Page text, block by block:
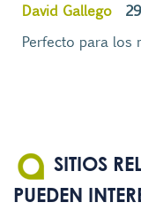
David Gallego
Perfecto para los
SITIOS
PUEDEN